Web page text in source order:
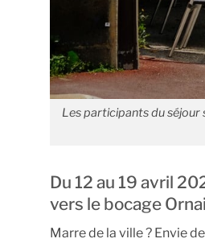
Les participants du séjour
Du 12 au 19 avril
vers le bocage
Marre de la ville ? Envie